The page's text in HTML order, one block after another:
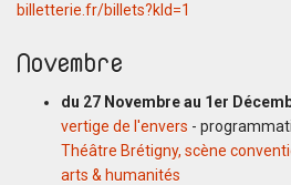
billetterie.fr/billets?kld=1
Novembre
du 27 Novembre au 1er
vertige de l'envers -
Théâtre Brétigny, scène
arts & humanités